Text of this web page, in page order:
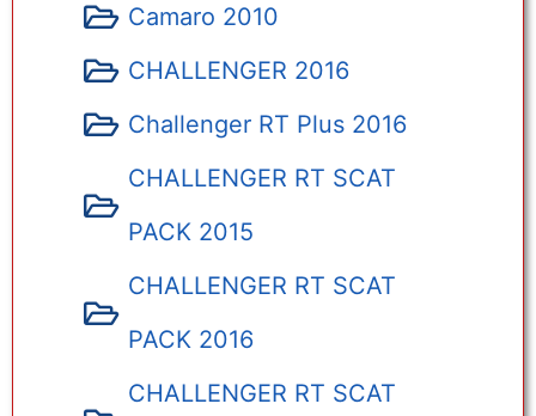
Camaro 2010
CHALLENGER 2016
Challenger RT Plus 2016
CHALLENGER RT SCAT
PACK 2015
CHALLENGER RT SCAT
PACK 2016
CHALLENGER RT SCAT